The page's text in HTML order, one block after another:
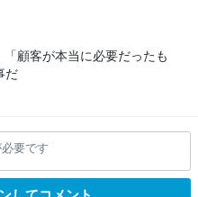
顧客が本当に必要だったも
だ
要です